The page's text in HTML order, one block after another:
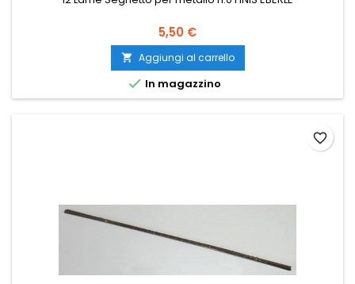
5,50 €
 Aggiungi al carrello
 In magazzino
favorite_border